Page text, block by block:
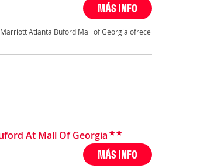
MÁS INFO
Atlanta Buford Mall of Georgia ofrece
At Mall Of Georgia
MÁS INFO